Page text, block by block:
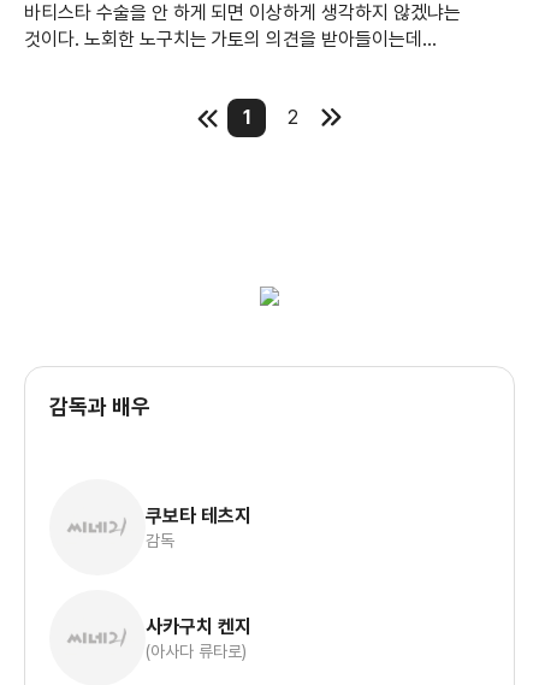
바티스타 수술을 안 하게 되면 이상하게 생각하지 않겠냐는
것이다. 노회한 노구치는 가토의 의견을 받아들이는데...
1 2
감독과 배우
쿠보타 테츠지
감독
사카구치 켄지
(아사다 류타로)